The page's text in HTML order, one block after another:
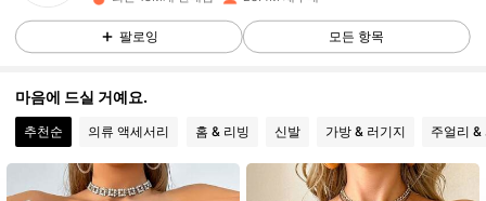
4.93 1.1M 팔로워
팔로잉 모든 항목
마음에 드실 거예요.
추천순 의류 액세서리 홈 & 리빙 신발 가방 & 러기지 주얼리 &